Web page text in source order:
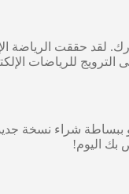
للرياضات
ببساطة شراء نسخة